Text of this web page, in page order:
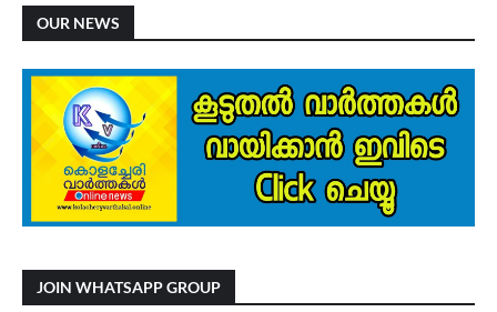
OUR NEWS
JOIN WHATSAPP GROUP